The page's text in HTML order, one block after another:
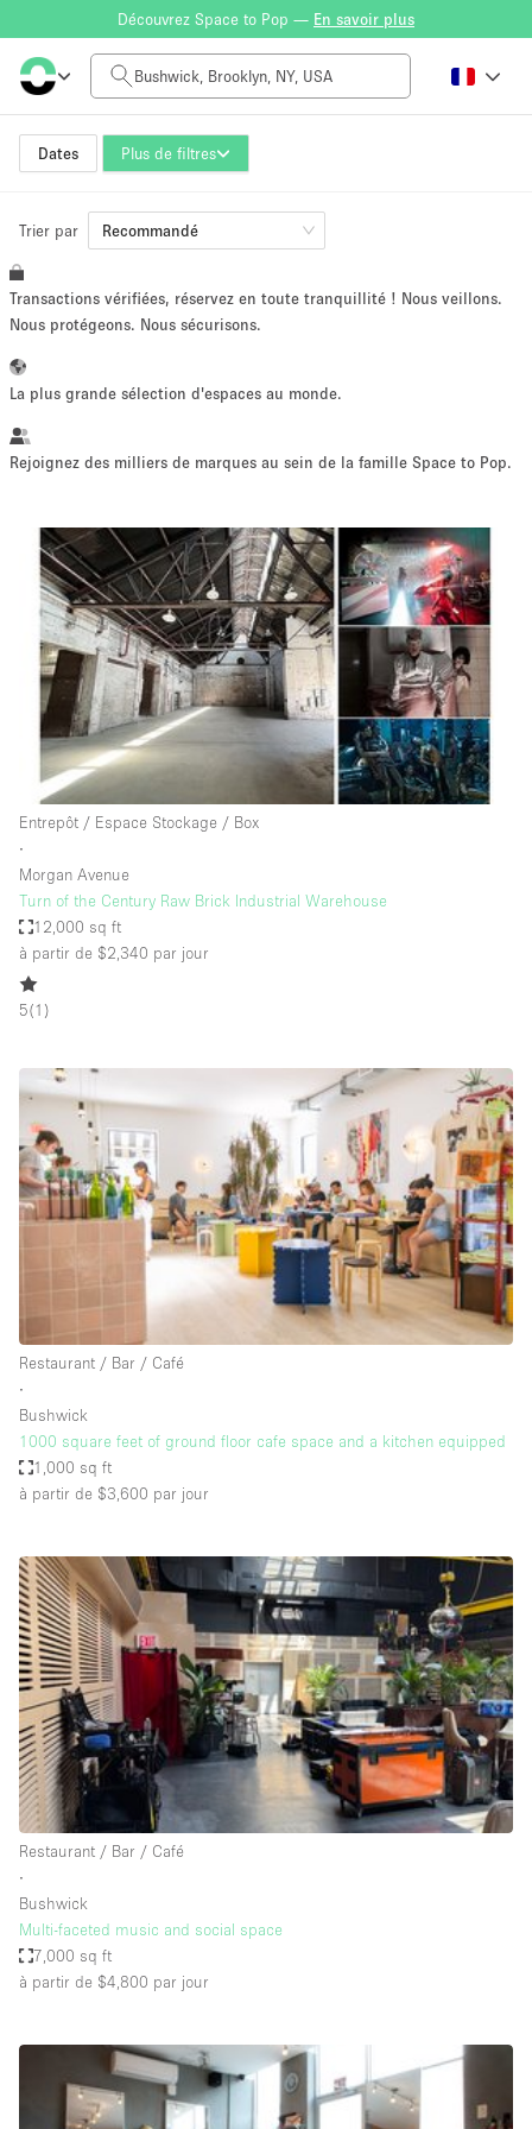
Découvrez Space to Pop — En savoir plus
Dates Plus de filtres
Tarif à la journée
$0
Taille de l'espace
~ 13 personnes
Vente au
détail
Showroom Événement Art Alimentation
Séance de
photo
Conférence Réunion Bureaux
Local
Commercial
Partagé
Type de l'espace
Atelier
Autre
Boutique en Partage
Bureaux
Camion / Fourgon
Commerce
Container
Entrepôt / Espace Stockage / Box
Espace Atypique / Unique
Espace Créatif
Espace Événementiel
Galerie d'art
Lobby / Accueil
Maison / Villa / Hôtel Particulier
Restaurant / Bar / Café
Rooftop
Salle
Salle de Conférence
Salle de Réunion
Salon / Festival
Studio Photo / Tournage
Étal de Marché
Caractéristiques de l'espace
Accès aux handicapés
Trier par Recommandé
Transactions vérifiées, réservez en toute tranquillité ! Nous veillons.
Nous protégeons. Nous sécurisons.
La plus grande sélection d'espaces au monde.
Rejoignez des milliers de marques au sein de la famille Space to Pop.
Entrepôt / Espace Stockage / Box
∙
Morgan Avenue
Turn of the Century Raw Brick Industrial Warehouse
12,000 sq ft
à partir de $2,340 par jour
5(1 )
Restaurant / Bar / Café
∙
Bushwick
1000 square feet of ground floor cafe space and a kitchen equipped
1,000 sq ft
à partir de $3,600 par jour
Restaurant / Bar / Café
∙
Bushwick
Multi-faceted music and social space
7,000 sq ft
à partir de $4,800 par jour